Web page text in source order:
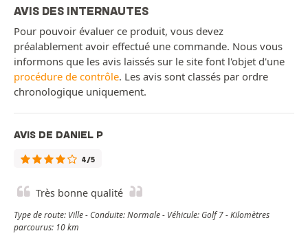
AVIS DES INTERNAUTES
Pour pouvoir évaluer ce produit, vous devez
préalablement avoir effectué une commande. Nous vous
informons que les avis laissés sur le site font l'objet d'une
procédure de contrôle. Les avis sont classés par ordre
chronologique uniquement.
AVIS DE DANIEL P
4/5
Très bonne qualité
Type de route: Ville - Conduite: Normale - Véhicule: Golf 7 - Kilomètres
parcourus: 10 km